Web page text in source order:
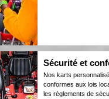
Sécurité et
Nos karts
conformes aux lois
les règlements de